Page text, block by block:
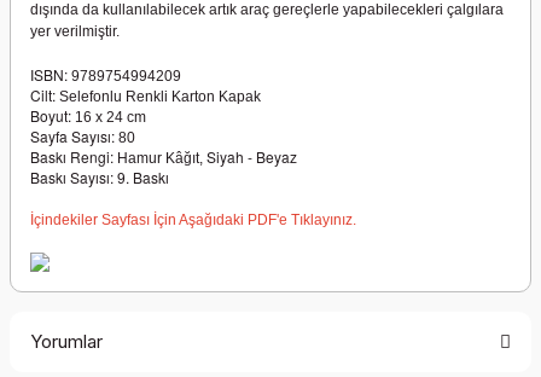
dışında da kullanılabilecek artık araç gereçlerle yapabilecekleri çalgılara
yer verilmiştir.
ISBN: 9789754994209
Cilt: Selefonlu Renkli Karton Kapak
Boyut: 16 x 24 cm
Sayfa Sayısı: 80
Baskı Rengi: Hamur Kâğıt, Siyah - Beyaz
Baskı Sayısı: 9. Baskı
İçindekiler Sayfası İçin Aşağıdaki PDF'e Tıklayınız.
Yorumlar